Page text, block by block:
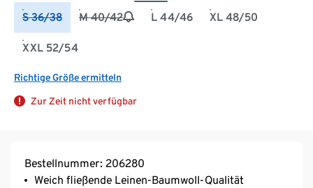
S 36/38 M 40/42 L 44/46 XL 48/50
XXL 52/54
Richtige Größe ermitteln
Zur Zeit nicht verfügbar
Bestellnummer: 206280
Weich fließende Leinen-Baumwoll-Qualität